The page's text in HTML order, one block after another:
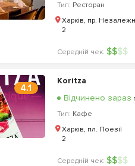
Тип: Ресторан
Харків, пр.
2
Середній чек: $$$$
4.1
Koritza
Відчинено зараз
Тип: Кафе
Харків, пл. Поезії
2
Середній чек: $$$$